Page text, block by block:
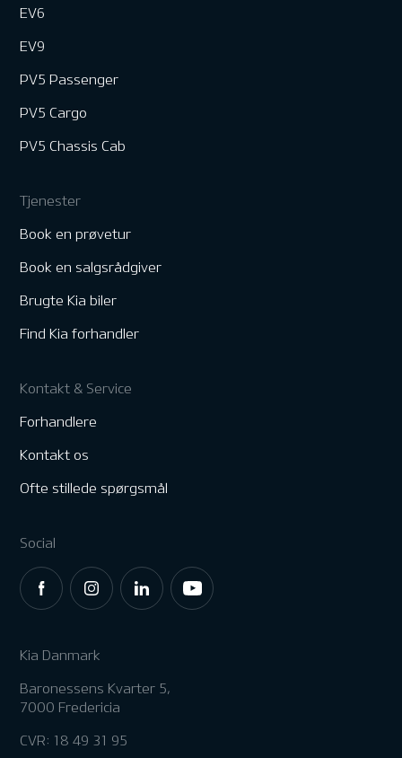
EV6
EV9
PV5 Passenger
PV5 Cargo
PV5 Chassis Cab
Tjenester
Book en prøvetur
Book en salgsrådgiver
Brugte Kia biler
Find Kia forhandler
Kontakt & Service
Forhandlere
Kontakt os
Ofte stillede spørgsmål
Social
Kia Danmark
Baronessens Kvarter 5,
7000 Fredericia
CVR: 18 49 31 95